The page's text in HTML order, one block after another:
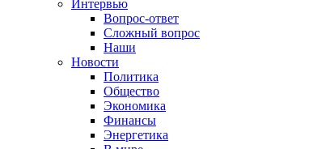
Интервью
Вопрос-ответ
Сложный вопрос
Наши
Новости
Политика
Общество
Экономика
Финансы
Энергетика